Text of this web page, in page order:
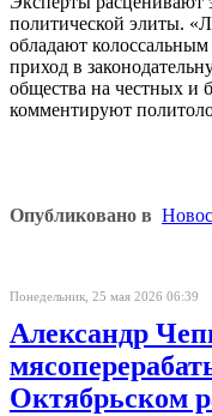
политической элиты.
обладают
приход в
общества на честных и
комментируют
Опубликовано в
Понедельник, 25 мая 2026 06:39
Александр
Октябрьском